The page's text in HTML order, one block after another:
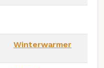
Winterwarmer